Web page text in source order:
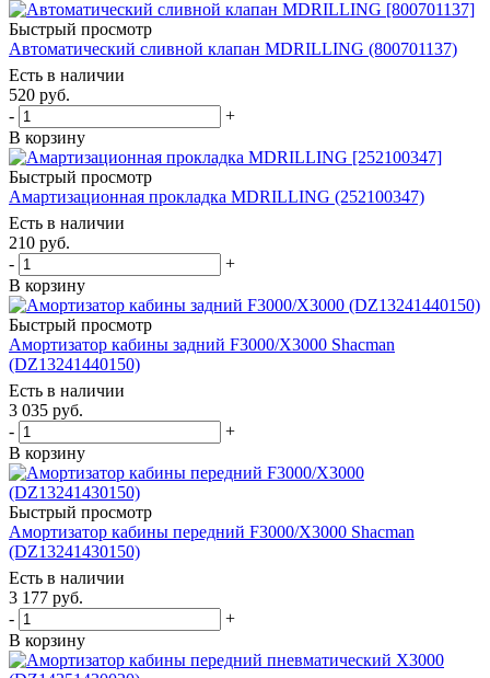
Быстрый просмотр
Автоматический сливной клапан MDRILLING (800701137)
Есть в наличии
520 руб.
-
+
В корзину
Быстрый просмотр
Амартизационная прокладка MDRILLING (252100347)
Есть в наличии
210 руб.
-
+
В корзину
Быстрый просмотр
Амортизатор кабины задний F3000/Х3000 Shacman
(DZ13241440150)
Есть в наличии
3 035 руб.
-
+
В корзину
Быстрый просмотр
Амортизатор кабины передний F3000/Х3000 Shacman
(DZ13241430150)
Есть в наличии
3 177 руб.
-
+
В корзину